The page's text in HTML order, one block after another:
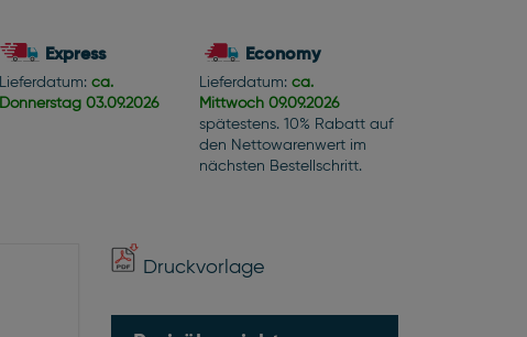
Express
Lieferdatum: ca.
Donnerstag 03.09.2026
Economy
Lieferdatum: ca.
Mittwoch 09.09.2026
spätestens. 10% Rabatt auf
den Nettowarenwert im
nächsten Bestellschritt.
Druckvorlage